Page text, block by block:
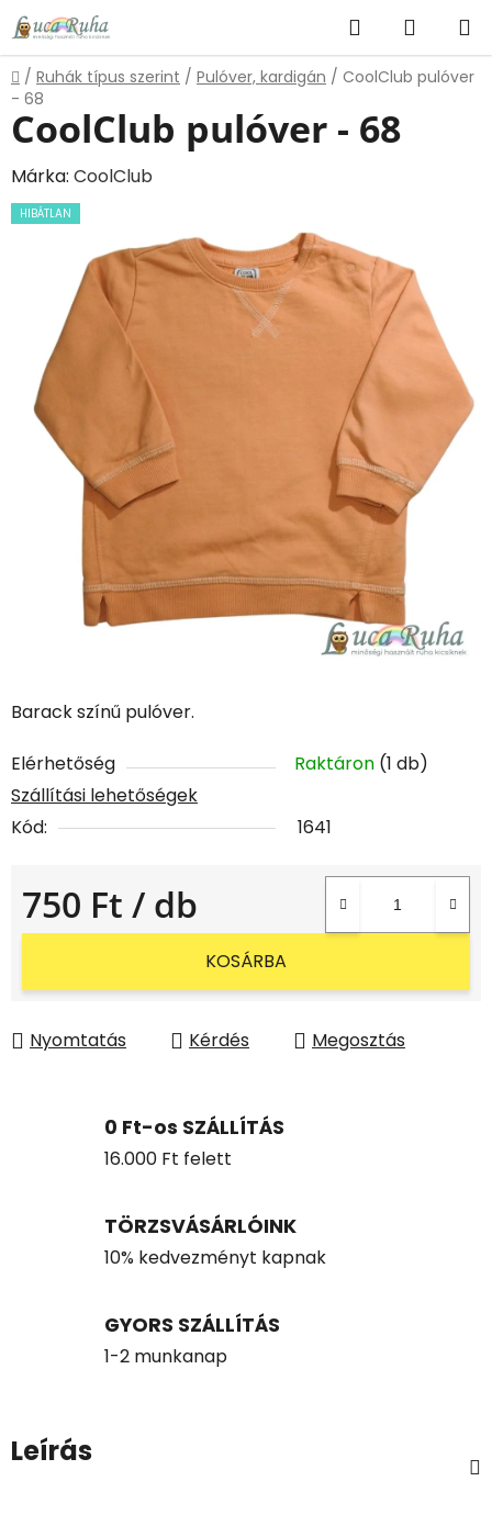
Ugrás
fő
tartalomhoz
KeresésKOSÁR
Kezdőlap
/ Ruhák típus szerint / Pulóver, kardigán / CoolClub pulóver
- 68
Barack színű pulóver.
Elérhetőség Raktáron (1 db)
Szállítási lehetőségek
Kód:
1641
750 Ft / db
Egységár:
KOSÁRBA
Nyomtatás Kérdés Megosztás
CoolClub pulóver - 68
Márka: CoolClub
HIBÁTLAN
0 Ft-os SZÁLLÍTÁS
16.000 Ft felett
TÖRZSVÁSÁRLÓINK
10% kedvezményt kapnak
GYORS SZÁLLÍTÁS
1-2 munkanap
Leírás